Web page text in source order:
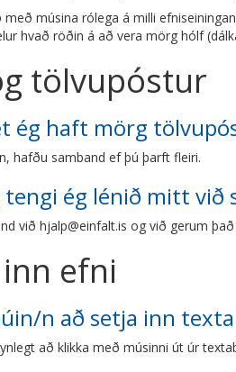
með músina rólega á milli
hvað röðin á að vera mörg hólf
tölvupóstur
ég haft mörg
hafðu samband ef þú þarft fleiri.
tengi ég lénið mitt við
við hjalp@einfalt.is og við gerum
efni
n að setja inn
að klikka með músinni út úr